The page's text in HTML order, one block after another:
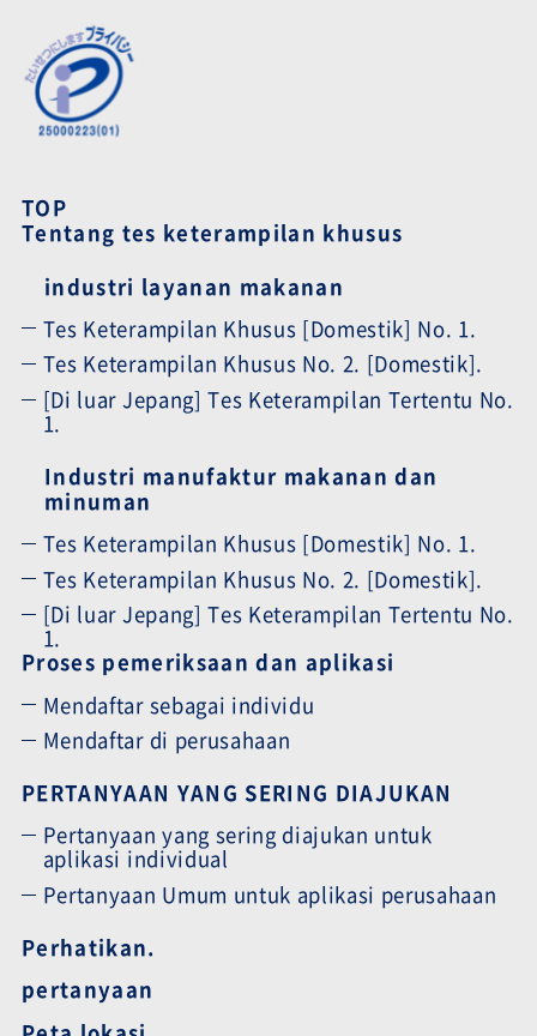
TOP
Tentang tes keterampilan khusus
industri layanan makanan
Tes Keterampilan Khusus [Domestik] No. 1.
Tes Keterampilan Khusus No. 2. [Domestik].
[Di luar Jepang] Tes Keterampilan Tertentu No.
1.
Industri manufaktur makanan dan
minuman
Tes Keterampilan Khusus [Domestik] No. 1.
Tes Keterampilan Khusus No. 2. [Domestik].
[Di luar Jepang] Tes Keterampilan Tertentu No.
1.
Proses pemeriksaan dan aplikasi
Mendaftar sebagai individu
Mendaftar di perusahaan
PERTANYAAN YANG SERING DIAJUKAN
Pertanyaan yang sering diajukan untuk
aplikasi individual
Pertanyaan Umum untuk aplikasi perusahaan
Perhatikan.
pertanyaan